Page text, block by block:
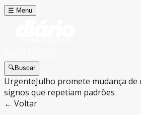
☰ Menu
🔍Buscar
UrgenteJulho promete mudança
signos que repetiam padrões
← Voltar